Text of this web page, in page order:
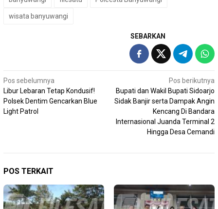
wisata banyuwangi
SEBARKAN
Navigasi
pos
Pos sebelumnya
Libur Lebaran Tetap Kondusif!
Polsek Dentim Gencarkan Blue
Light Patrol
Pos berikutnya
Bupati dan Wakil Bupati Sidoarjo
Sidak Banjir serta Dampak Angin
Kencang Di Bandara
Internasional Juanda Terminal 2
Hingga Desa Cemandi
POS TERKAIT